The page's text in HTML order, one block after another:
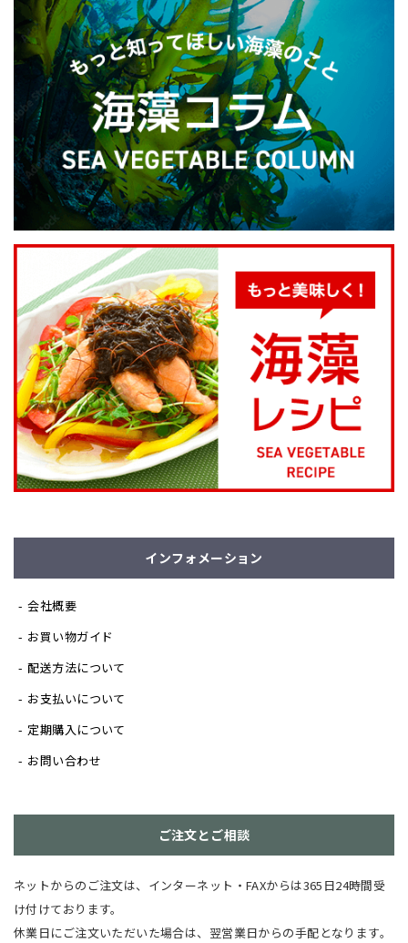
インフォメーション
会社概要
お買い物ガイド
配送方法について
お支払いについて
定期購入について
お問い合わせ
ご注文とご相談
ネットからのご注文は、インターネット・FAXからは365日24時間受
け付けております。
休業日にご注文いただいた場合は、翌営業日からの手配となります。